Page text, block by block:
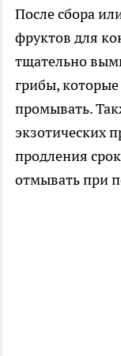
После сбора
фруктов для
тщательно
грибы,
промывать.
экзотических
продления
отмывать при